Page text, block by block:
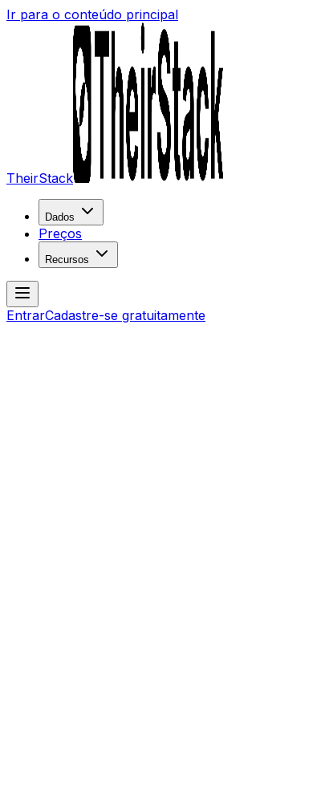
Ir para o conteúdo principal
TheirStack
Dados
Preços
Recursos
EntrarCadastre-se gratuitamente